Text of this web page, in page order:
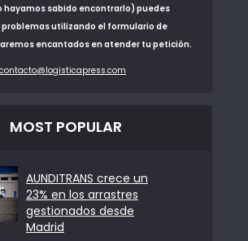
hayamos sabido encontrarlo) puedes
problemas utilizando el formulario de
encantados en atender tu petición.
contacto@logisticapress.com
MOST POPULAR
AUNDITRANS crece un
23% en los arrastres
gestionados desde
Madrid